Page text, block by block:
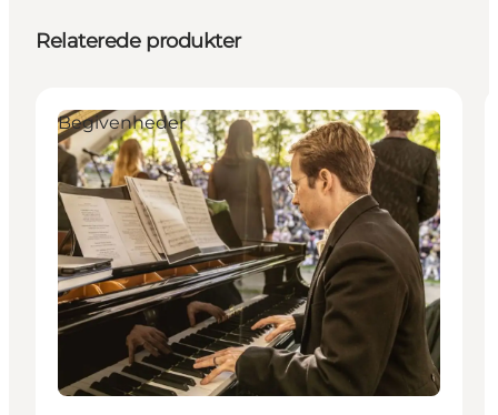
Relaterede produkter
Begivenheder